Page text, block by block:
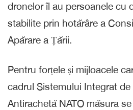
dronelor îl au persoanele cu
stabilite prin hotărâre a
Apărare a Țării.
Pentru forțele și mijloacele
cadrul Sistemului Integrat de
Antirachetă NATO măsura